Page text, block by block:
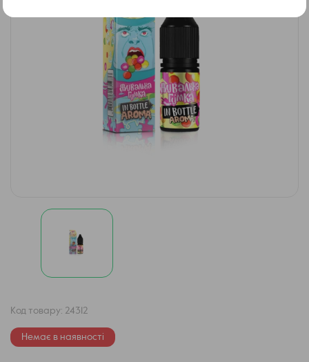
Код товару: 24312
Немає в наявності